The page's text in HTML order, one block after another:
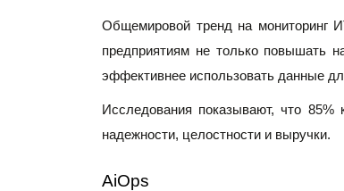
Общемировой тренд на мониторинг
предприятиям не только повышать
эффективнее использовать данные
Исследования показывают, что
надежности, целостности и выручки.
AiOps